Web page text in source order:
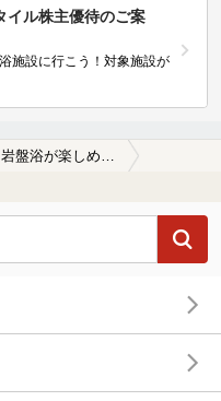
イル株主優待のご案
施設に行こう！対象施設が